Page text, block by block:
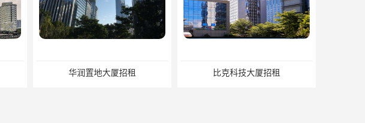
华润置地大厦招租 比克科技大厦招租